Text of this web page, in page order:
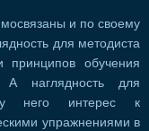
и по своему
для методиста
принципов обучения
А наглядность для
у него интерес к
упражнениями в